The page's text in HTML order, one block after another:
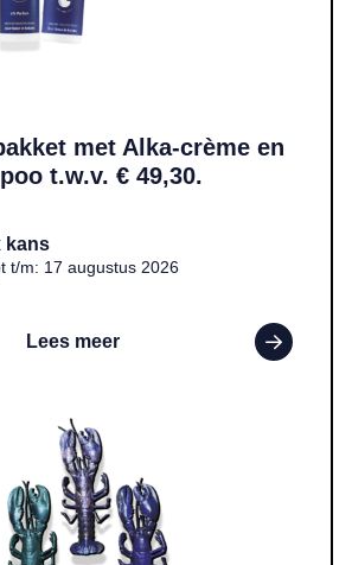
met Alka-crème en
t.w.v. € 49,30.
kans
t/m: 17 augustus 2026
Lees meer